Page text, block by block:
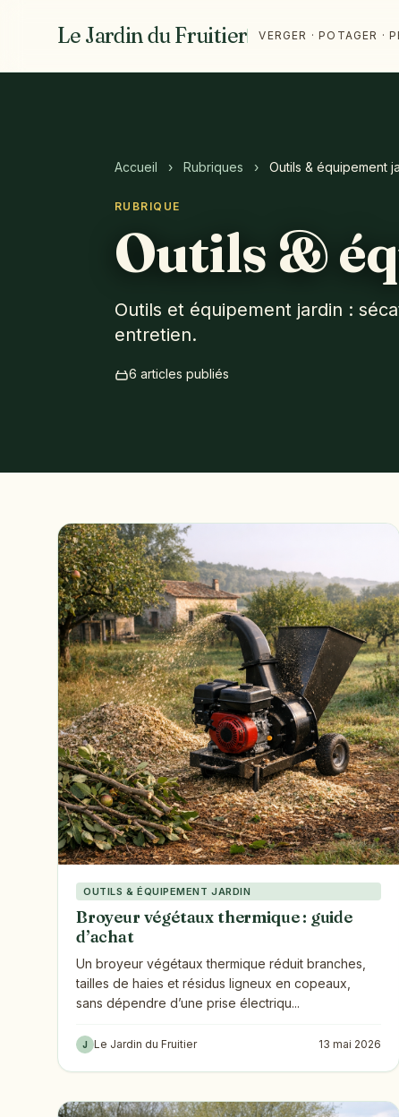
Le Jardin du Fruitier VERGER · POTAGER ·
Accueil › Rubriques › Outils & équipement
RUBRIQUE
Outils &
Outils et équipement jardin :
entretien.
6 articles publiés
OUTILS & ÉQUIPEMENT JARDIN
Broyeur végétaux thermique : guide
d’achat
Un broyeur végétaux thermique réduit branches,
tailles de haies et résidus ligneux en copeaux,
sans dépendre d’une prise électriqu...
J Le Jardin du Fruitier 13 mai 2026